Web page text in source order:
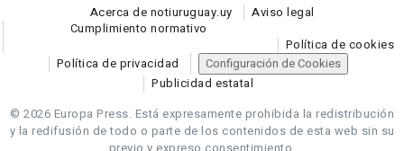
Acerca de notiuruguay.uy
Aviso legal
Cumplimiento normativo
Política de cookies
Política de privacidad
Configuración de Cookies
Publicidad estatal
© 2026 Europa Press. Está expresamente prohibida la redistribución
y la redifusión de todo o parte de los contenidos de esta web sin su